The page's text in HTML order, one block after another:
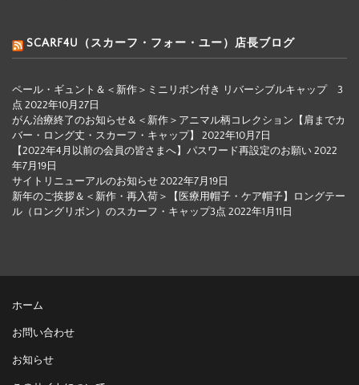
SCARF4U（スカーフ・フォー・ユー）店長ブログ
ペール・ギュント＆＜新作＞ミニリボン付き リバーシブルキャップ 3
点 2022年10月27日
がん治療終了のお知らせ＆＜新作＞アニマル柄コレクション【肩までカ
バー・ロング丈・スカーフ・キャップ】
2022年10月7日
【2022年4月以前の会員の皆さまへ】パスワード再設定のお願い 2022
年7月19日
サイトリニューアルのお知らせ 2022年7月19日
新年のご挨拶＆＜新作・再入荷＞【医療用帽子・ケア帽子】ロングテー
ル（ロングリボン）のスカーフ・キャップ3点 2022年1月11日
ホーム
お問い合わせ
お知らせ